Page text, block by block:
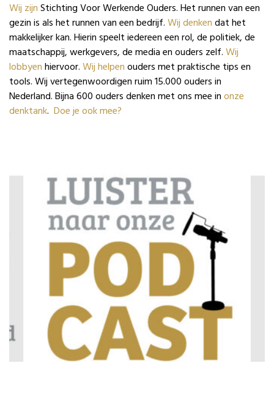
Wij zijnStichting Voor Werkende Ouders. Het runnen van een
gezin is als het runnen van een bedrijf.Wij denkendat het
makkelijker kan. Hierin speelt iedereen een rol, de politiek, de
maatschappij, werkgevers, de media en ouders zelf.Wij
lobbyenhiervoor.Wij helpenouders met praktische tips en
tools. Wij vertegenwoordigen ruim 15.000 ouders in
Nederland. Bijna 600 ouders denken met ons mee inonze
denktank. Doe je ook mee?